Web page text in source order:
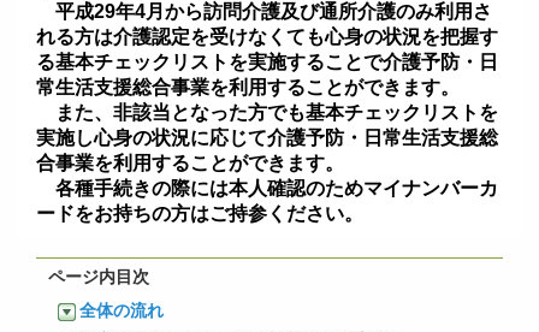
平成29年4月から訪問介護及び通所介護のみ利用さ
れる方は介護認定を受けなくても心身の状況を把握す
る基本チェックリストを実施することで介護予防・日
常生活支援総合事業を利用することができます。
また、非該当となった方でも基本チェックリストを
実施し心身の状況に応じて介護予防・日常生活支援総
合事業を利用することができます。
各種手続きの際には本人確認のためマイナンバーカ
ードをお持ちの方はご持参ください。
ページ内目次
全体の流れ